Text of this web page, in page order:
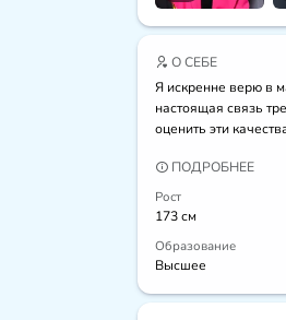
О СЕБЕ
Я искренне верю в
настоящая связь
оценить эти
ПОДРОБНЕЕ
Рост
173 см
Образование
Высшее